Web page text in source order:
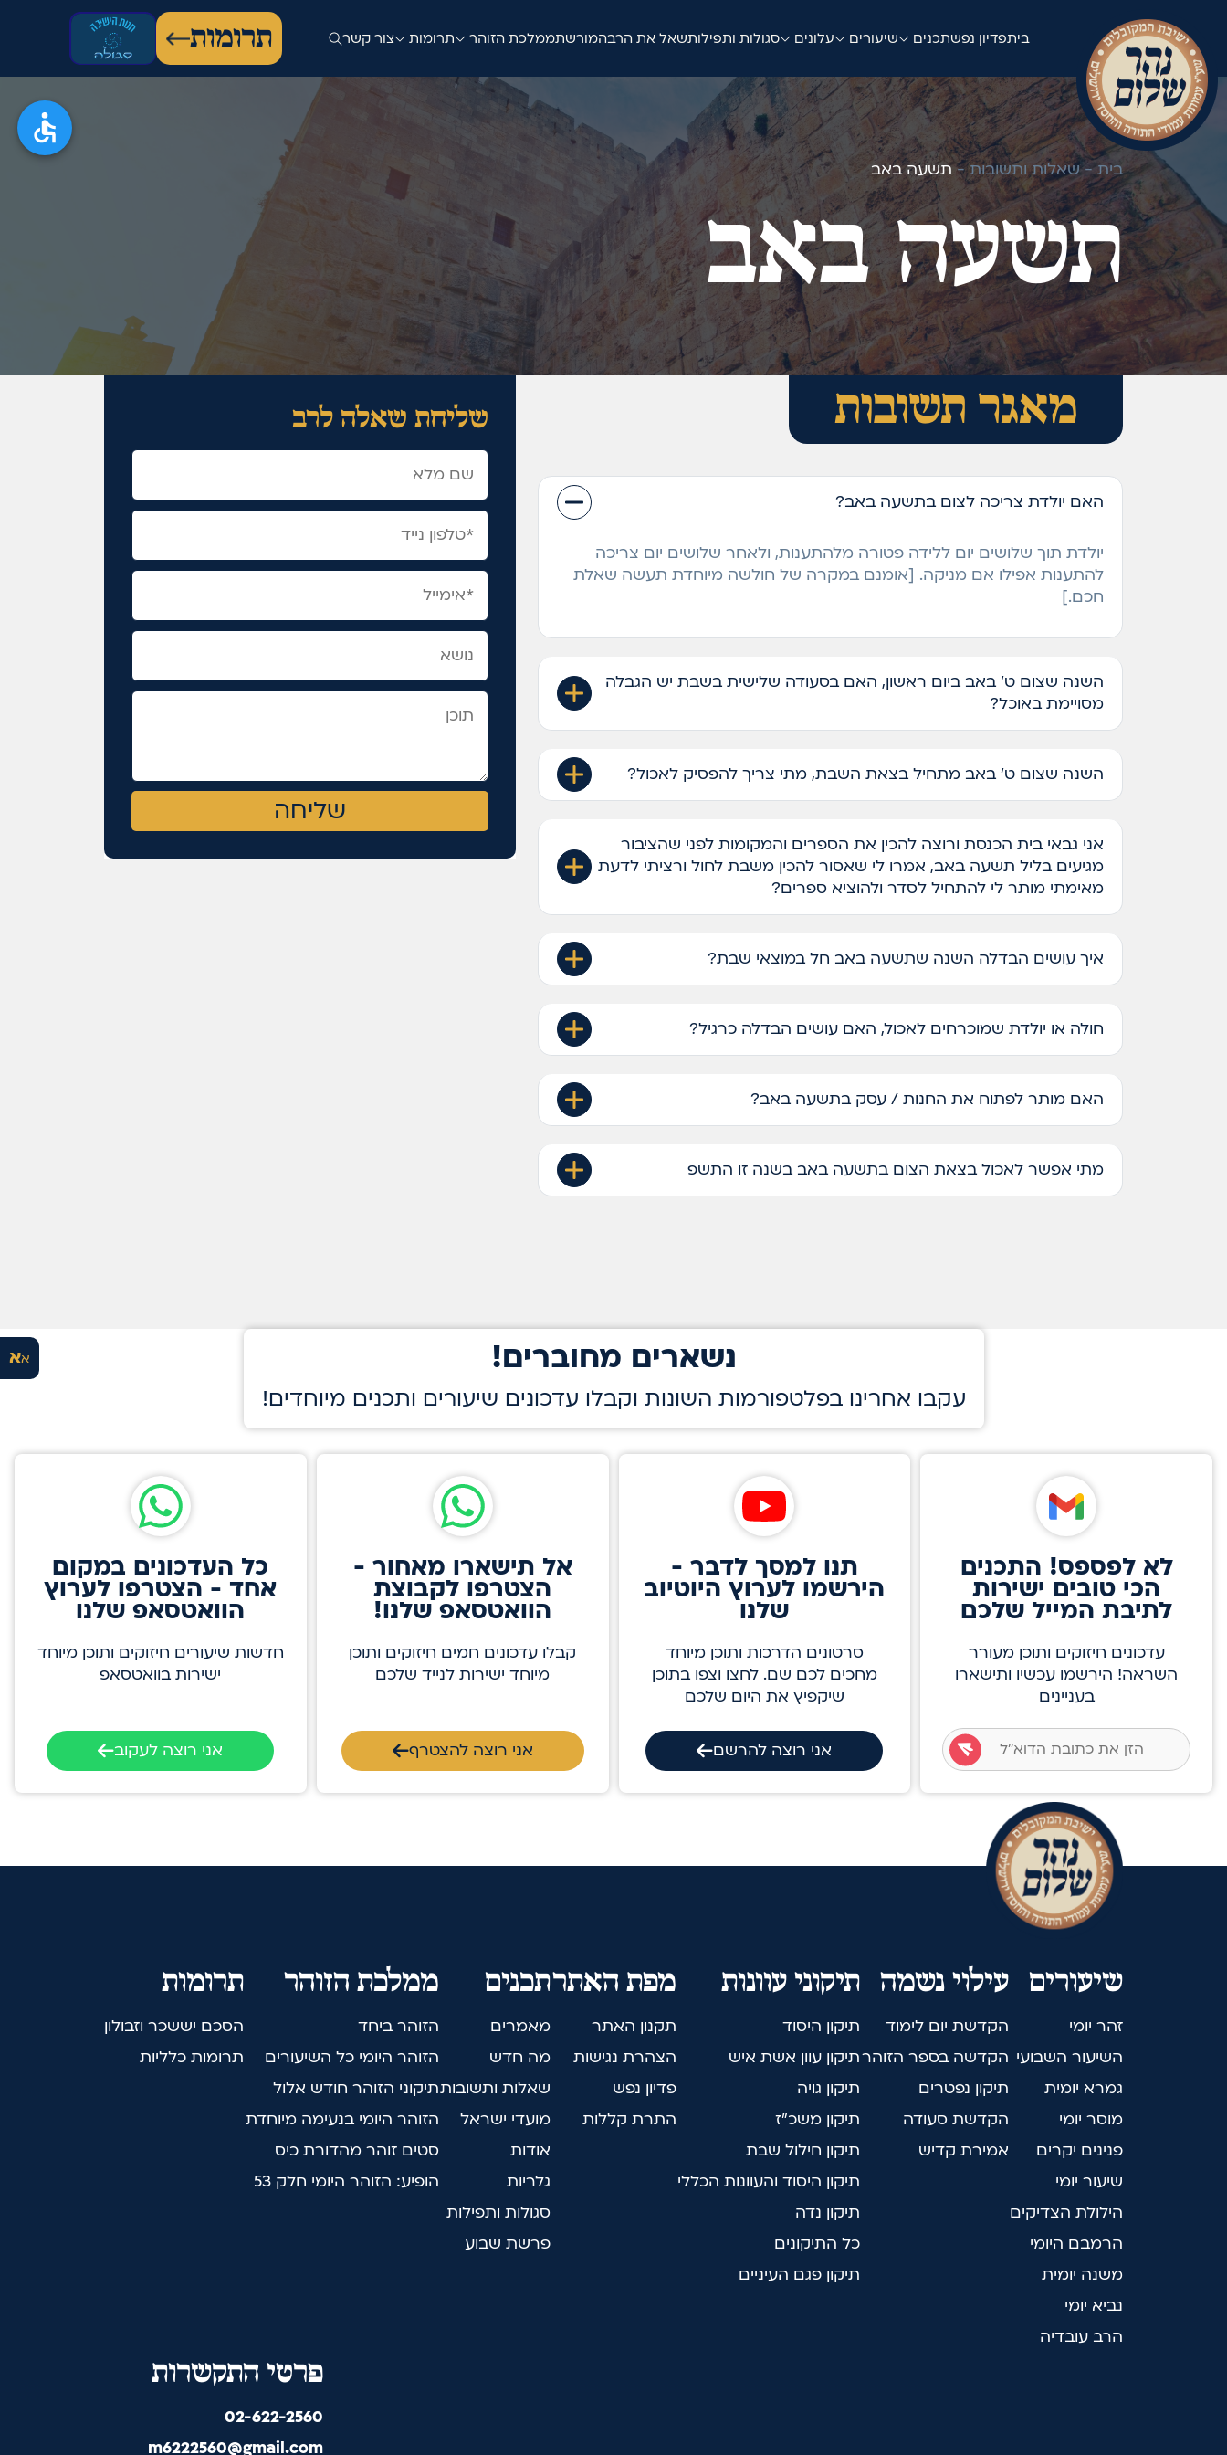
תרומות צור קשר תרומות ממלכת הזוהרהמורשתשאל את הרבסגולות ותפילות עלונים שיעורים תכניםפדיון נפשבית
אא
בית -שאלות ותשובות -תשעה באב
תשעה באב
מאגר תשובות שליחת שאלה לרב
שליחה
האם יולדת צריכה לצום בתשעה באב?
יולדת תוך שלושים יום ללידה פטורה מלהתענות, ולאחר שלושים יום צריכה
להתענות אפילו אם מניקה. [אומנם במקרה של חולשה מיוחדת תעשה שאלת
חכם.]
השנה שצום ט' באב ביום ראשון, האם בסעודה שלישית בשבת יש הגבלה
מסויימת באוכל?
השנה שצום ט' באב מתחיל בצאת השבת, מתי צריך להפסיק לאכול?
אני גבאי בית הכנסת ורוצה להכין את הספרים והמקומות לפני שהציבור
מגיעים בליל תשעה באב, אמרו לי שאסור להכין משבת לחול ורציתי לדעת
מאימתי מותר לי להתחיל לסדר ולהוציא ספרים?
איך עושים הבדלה השנה שתשעה באב חל במוצאי שבת?
חולה או יולדת שמוכרחים לאכול, האם עושים הבדלה כרגיל?
האם מותר לפתוח את החנות / עסק בתשעה באב?
מתי אפשר לאכול בצאת הצום בתשעה באב בשנה זו התשפ
!נשארים מחוברים
!עקבו אחרינו בפלטפורמות השונות וקבלו עדכונים שיעורים ותכנים מיוחדים
לא לפספס! התכנים
הכי טובים ישירות
לתיבת המייל שלכם
עדכונים חיזוקים ותוכן מעורר
השראה! הירשמו עכשיו ותישארו
בעניינים
תנו למסך לדבר -
הירשמו לערוץ היוטיוב
שלנו
סרטונים הדרכות ותוכן מיוחד
מחכים לכם שם. לחצו וצפו בתוכן
שיקפיץ את היום שלכם
אני רוצה להרשם
אל תישארו מאחור -
הצטרפו לקבוצת
הוואטסאפ שלנו!
קבלו עדכונים חמים חיזוקים ותוכן
מיוחד ישירות לנייד שלכם
אני רוצה להצטרף
כל העדכונים במקום
אחד - הצטרפו לערוץ
הוואטסאפ שלנו
חדשות שיעורים חיזוקים ותוכן מיוחד
ישירות בוואטסאפ
אני רוצה לעקוב
תרומות
הסכם יששכר וזבולון
תרומות כלליות
ממלכת הזוהר
הזוהר ביחד
הזוהר היומי כל השיעורים
תיקוני הזוהר חודש אלול
הזוהר היומי בנעימה מיוחדת
סטים זוהר מהדורת כיס
הופיע: הזוהר היומי חלק 53
תכנים
מאמרים
מה חדש
שאלות ותשובות
מועדי ישראל
אודות
גלריות
סגולות ותפילות
פרשת שבוע
מפת האתר
תקנון האתר
הצהרת נגישות
פדיון נפש
התרת קללות
תיקוני עוונות
תיקון היסוד
תיקון עוון אשת איש
תיקון גויה
תיקון משכ"ז
תיקון חילול שבת
תיקון היסוד והעוונות הכללי
תיקון נדה
כל התיקונים
תיקון פגם העיניים
עילוי נשמה
הקדשת יום לימוד
הקדשה בספר הזוהר
תיקון נפטרים
הקדשת סעודה
אמירת קדיש
שיעורים
זהר יומי
השיעור השבועי
גמרא יומית
מוסר יומי
פנינים יקרים
שיעור יומי
הילולת הצדיקים
הרמבם היומי
משנה יומית
נביא יומי
הרב עובדיה
פרטי התקשרות
02-622-2560
m6222560@gmail.com